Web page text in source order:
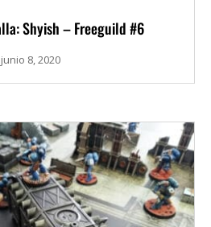
Shyish – Freeguild #6
junio 8, 2020